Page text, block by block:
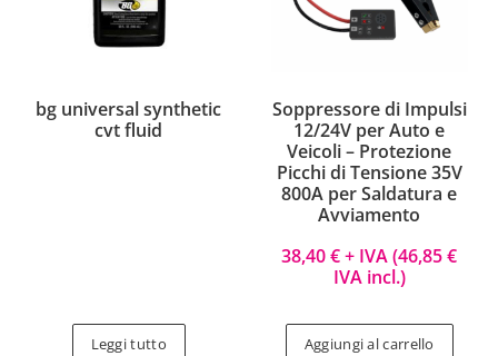
bg universal synthetic
cvt fluid
Leggi tutto
Soppressore di Impulsi
12/24V per Auto e
Veicoli – Protezione
Picchi di Tensione 35V
800A per Saldatura e
Avviamento
38,40€+ IVA (46,85€
IVA incl.)
Aggiungi al carrello